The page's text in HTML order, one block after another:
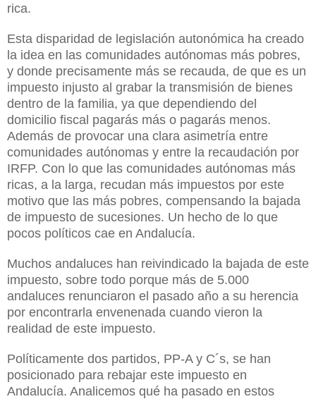
rica.
Esta disparidad de legislación autonómica ha creado
la idea en las comunidades autónomas más pobres,
y donde precisamente más se recauda, de que es un
impuesto injusto al grabar la transmisión de bienes
dentro de la familia, ya que dependiendo del
domicilio fiscal pagarás más o pagarás menos.
Además de provocar una clara asimetría entre
comunidades autónomas y entre la recaudación por
IRFP. Con lo que las comunidades autónomas más
ricas, a la larga, recudan más impuestos por este
motivo que las más pobres, compensando la bajada
de impuesto de sucesiones. Un hecho de lo que
pocos políticos cae en Andalucía.
Muchos andaluces han reivindicado la bajada de este
impuesto, sobre todo porque más de 5.000
andaluces renunciaron el pasado año a su herencia
por encontrarla envenenada cuando vieron la
realidad de este impuesto.
Políticamente dos partidos, PP-A y C´s, se han
posicionado para rebajar este impuesto en
Andalucía. Analicemos qué ha pasado en estos